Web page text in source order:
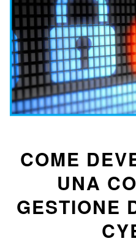
COME
UNA
GESTIONE